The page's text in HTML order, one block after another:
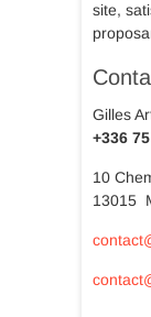
site,
Gilles
+336
10
13015